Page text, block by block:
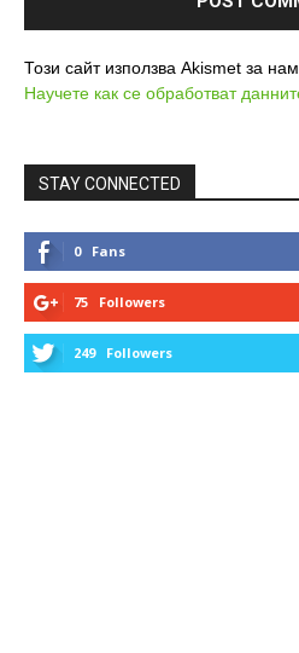
Този сайт използва Akismet за
Научете как се обработват
STAY CONNECTED
0 Fans
75 Followers
249 Followers